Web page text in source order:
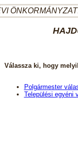
Válassza ki, hogy
Polgármester
Települési egyéni